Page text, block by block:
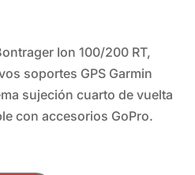
Ion 100/200 RT,
soportes GPS Garmin
sujeción cuarto de vuelta
con accesorios GoPro.